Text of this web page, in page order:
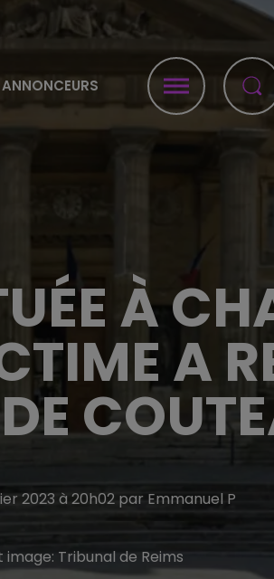
ANNONCEURS
À
A
2023 à 20h02 par Emmanuel P
image: Tribunal de Reims